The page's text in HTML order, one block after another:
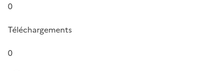
0
Téléchargements
0